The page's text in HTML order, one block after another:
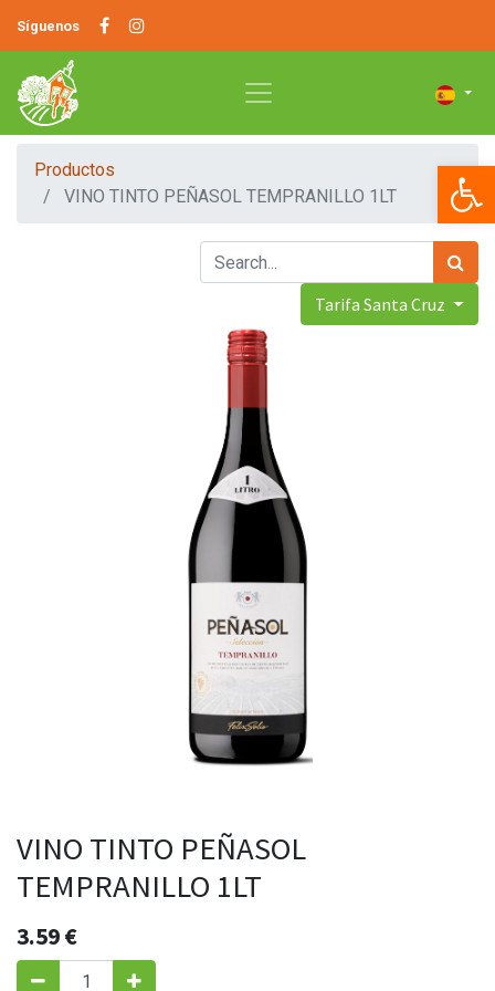
Síguenos
Productos
VINO TINTO PEÑASOL TEMPRANILLO 1LT
Tarifa Santa Cruz
VINO TINTO PEÑASOL
TEMPRANILLO 1LT
3.59€